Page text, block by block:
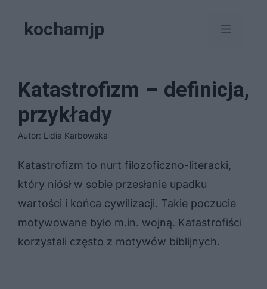
kochamjp Menu
Katastrofizm – definicja,
przykłady
Autor: Lidia Karbowska
Katastrofizm to nurt filozoficzno-literacki,
który niósł w sobie przesłanie upadku
wartości i końca cywilizacji. Takie poczucie
motywowane było m.in. wojną. Katastrofiści
korzystali często z motywów biblijnych.